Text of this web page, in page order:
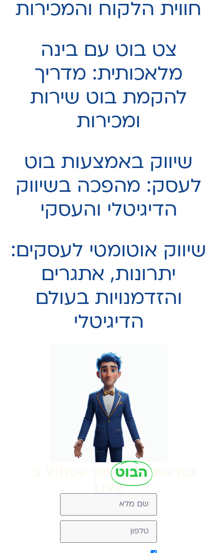
חווית הלקוח והמכירות
צט בוט עם בינה
מלאכותית: מדריך
להקמת בוט שירות
ומכירות
שיווק באמצעות בוט
לעסק: מהפכה בשיווק
הדיגיטלי והעסקי
שיווק אוטומטי לעסקים:
יתרונות, אתגרים
והזדמנויות בעולם
הדיגיטלי
נסו את הבוט
LIVE